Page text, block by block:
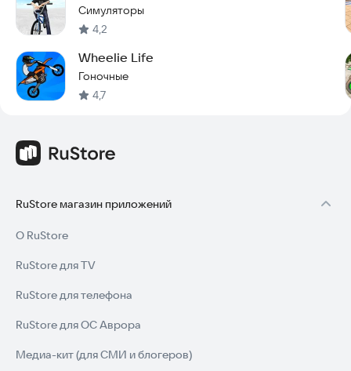
Симуляторы
4,2
Wheelie Life
Гоночные
4,7
RuStore магазин приложений
О RuStore
RuStore для TV
RuStore для телефона
RuStore для ОС Аврора
Медиа-кит (для СМИ и блогеров)